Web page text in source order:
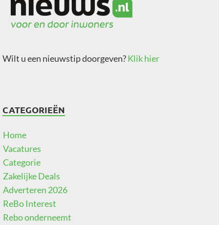
Wilt u een nieuwstip doorgeven?Klik hier
CATEGORIEËN
Home
Vacatures
Categorie
Zakelijke Deals
Adverteren 2026
ReBo Interest
Rebo onderneemt